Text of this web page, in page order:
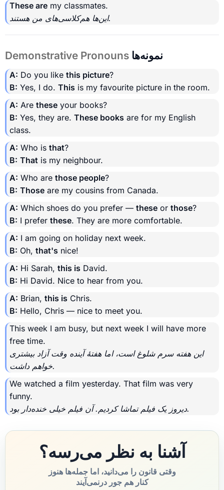
These are my classmates.
این‌ها هم‌کلاسی‌های من هستند.
Demonstrative Pronouns نمونه‌ها
A: Do you like this picture?
B: Yes, I do. This is my favourite picture in the room.
A: Are these your books?
B: Yes, they are. These books are for my English
class.
A: Who is that?
B: That is my neighbour.
A: Who are those people?
B: Those are my cousins from Canada.
A: Which shoes do you prefer — these or those?
B: I prefer these. They are more comfortable.
A: I am going on holiday next week.
B: Oh, that's nice!
A: Hi Sarah, this is David.
B: Hi David. Nice to hear from you.
A: Brian, this is Chris.
B: Hello, Chris — nice to meet you.
This week I am busy, but next week I will have more
free time.
این هفته سرم شلوغ است، اما هفتهٔ آینده وقت آزاد بیشتری
خواهم داشت.
We watched a film yesterday. That film was very
funny.
دیروز یک فیلم تماشا کردیم. آن فیلم خیلی خنده‌دار بود.
آشنا به نظر می‌رسه؟
وقتی قانون را می‌دانید، اما جمله‌ها هنوز
کنار هم جور درنمی‌آیند